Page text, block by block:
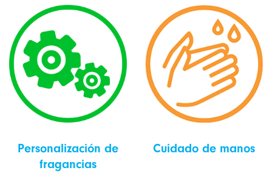
Personalización de
fragancias
Cuidado de manos